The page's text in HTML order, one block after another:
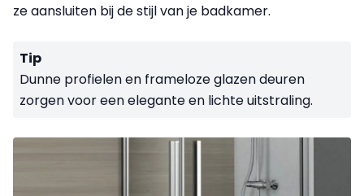
ze aansluiten bij de stijl van je badkamer.
Tip
Dunne profielen en frameloze glazen deuren
zorgen voor een elegante en lichte uitstraling.